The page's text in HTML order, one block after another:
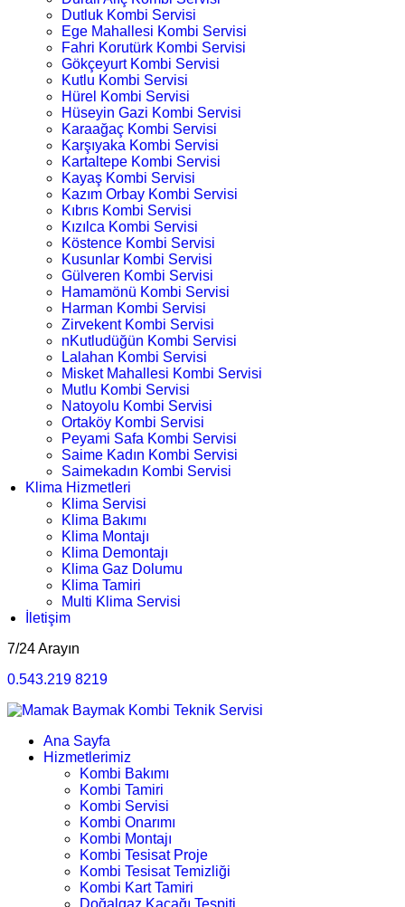
Dutluk Kombi Servisi
Ege Mahallesi Kombi Servisi
Fahri Korutürk Kombi Servisi
Gökçeyurt Kombi Servisi
Kutlu Kombi Servisi
Hürel Kombi Servisi
Hüseyin Gazi Kombi Servisi
Karaağaç Kombi Servisi
Karşıyaka Kombi Servisi
Kartaltepe Kombi Servisi
Kayaş Kombi Servisi
Kazım Orbay Kombi Servisi
Kıbrıs Kombi Servisi
Kızılca Kombi Servisi
Köstence Kombi Servisi
Kusunlar Kombi Servisi
Gülveren Kombi Servisi
Hamamönü Kombi Servisi
Harman Kombi Servisi
Zirvekent Kombi Servisi
nKutludüğün Kombi Servisi
Lalahan Kombi Servisi
Misket Mahallesi Kombi Servisi
Mutlu Kombi Servisi
Natoyolu Kombi Servisi
Ortaköy Kombi Servisi
Peyami Safa Kombi Servisi
Saime Kadın Kombi Servisi
Saimekadın Kombi Servisi
Klima Hizmetleri
Klima Servisi
Klima Bakımı
Klima Montajı
Klima Demontajı
Klima Gaz Dolumu
Klima Tamiri
Multi Klima Servisi
İletişim
7/24 Arayın
0.543.219 8219
Ana Sayfa
Hizmetlerimiz
Kombi Bakımı
Kombi Tamiri
Kombi Servisi
Kombi Onarımı
Kombi Montajı
Kombi Tesisat Proje
Kombi Tesisat Temizliği
Kombi Kart Tamiri
Doğalgaz Kaçağı Tespiti